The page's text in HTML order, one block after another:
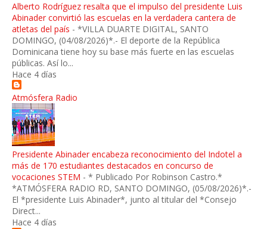
Alberto Rodríguez resalta que el impulso del presidente Luis
Abinader convirtió las escuelas en la verdadera cantera de
atletas del país - *VILLA DUARTE DIGITAL, SANTO
DOMINGO, (04/08/2026)*.- El deporte de la República
Dominicana tiene hoy su base más fuerte en las escuelas
públicas. Así lo...
Hace 4 días
Atmósfera Radio
Presidente Abinader encabeza reconocimiento del Indotel a
más de 170 estudiantes destacados en concurso de
vocaciones STEM - * Publicado Por Robinson Castro.*
*ATMÓSFERA RADIO RD, SANTO DOMINGO, (05/08/2026)*.-
El *presidente Luis Abinader*, junto al titular del *Consejo
Direct...
Hace 4 días